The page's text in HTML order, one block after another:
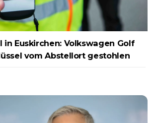
in Euskirchen: Volkswagen Golf
vom Abstellort gestohlen